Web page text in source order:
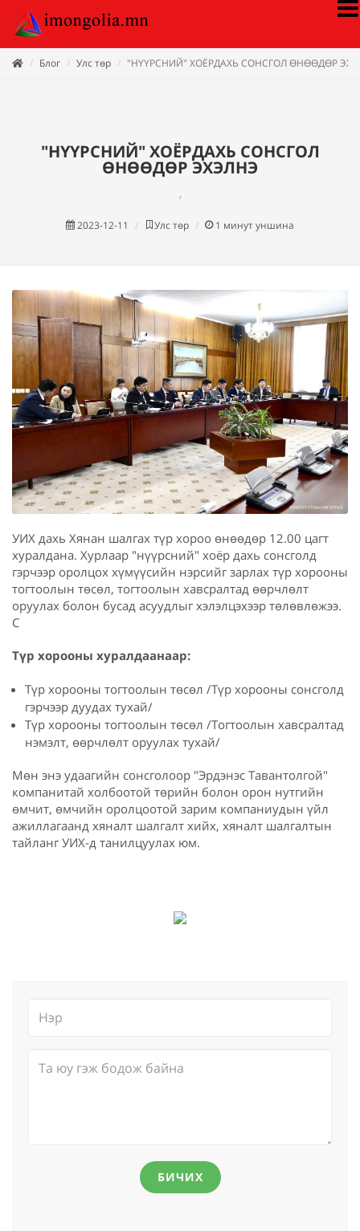
Блог Улс төр "НҮҮРСНИЙ" ХОЁРДАХЬ СОНСГОЛ ӨНӨӨДӨР
"НҮҮРСНИЙ" ХОЁРДАХЬ СОНСГОЛ
ӨНӨӨДӨР ЭХЭЛНЭ
,
2023-12-11 Улс төр 1 минут уншина
УИХ дахь Хянан шалгах түр хороо өнөөдөр 12.00 цагт
хуралдана. Хурлаар "нүүрсний" хоёр дахь сонсголд
гэрчээр оролцох хүмүүсийн нэрсийг зарлах түр хорооны
тогтоолын төсөл, тогтоолын хавсралтад өөрчлөлт
оруулах болон бусад асуудлыг хэлэлцэхээр төлөвлөжээ.
С
Түр хорооны хуралдаанаар:
Түр хорооны тогтоолын төсөл /Түр хорооны сонсголд
гэрчээр дуудах тухай/
Түр хорооны тогтоолын төсөл /Тогтоолын хавсралтад
нэмэлт, өөрчлөлт оруулах тухай/
Мөн энэ удаагийн сонсголоор "Эрдэнэс Тавантолгой"
компанитай холбоотой төрийн болон орон нутгийн
өмчит, өмчийн оролцоотой зарим компаниудын үйл
ажиллагаанд хяналт шалгалт хийх, хяналт шалгалтын
тайланг УИХ-д танилцуулах юм.
БИЧИХ